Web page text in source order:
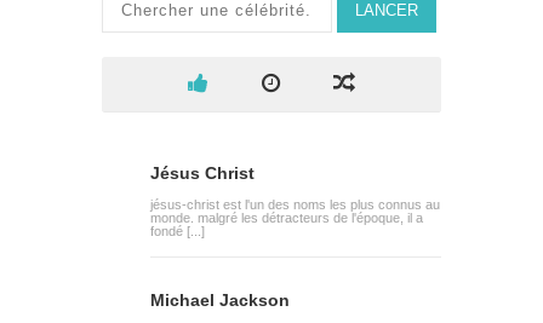
LANCER
Jésus Christ
jésus-christ est l'un des noms les plus connus au
monde. malgré les détracteurs de l'époque, il a
fondé [...]
Michael Jackson